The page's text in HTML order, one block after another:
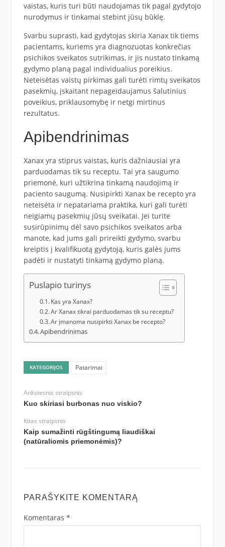
vaistas, kuris turi būti naudojamas tik pagal gydytojo
nurodymus ir tinkamai stebint jūsų būklę.
Svarbu suprasti, kad gydytojas skiria Xanax tik tiems
pacientams, kuriems yra diagnozuotas konkrečias
psichikos sveikatos sutrikimas, ir jis nustato tinkamą
gydymo planą pagal individualius poreikius.
Neteisėtas vaistų pirkimas gali turėti rimtų sveikatos
pasekmių, įskaitant nepageidaujamus šalutinius
poveikius, priklausomybę ir netgi mirtinus
rezultatus.
Apibendrinimas
Xanax yra stiprus vaistas, kuris dažniausiai yra
parduodamas tik su receptu. Tai yra saugumo
priemonė, kuri užtikrina tinkamą naudojimą ir
paciento saugumą. Nusipirkti Xanax be recepto yra
neteisėta ir nepatariama praktika, kuri gali turėti
neigiamų pasekmių jūsų sveikatai. Jei turite
susirūpinimų dėl savo psichikos sveikatos arba
manote, kad jums gali prireikti gydymo, svarbu
kreiptis į kvalifikuotą gydytoją, kuris galės jums
padėti ir nustatyti tinkamą gydymo planą.
Puslapio turinys
Kas yra Xanax?
Ar Xanax tikrai parduodamas tik su receptu?
Ar įmanoma nusipirkti Xanax be recepto?
Apibendrinimas
KATEGORIJOS Patarimai
Ankstesnis straipsnis
Kuo skiriasi burbonas nuo viskio?
Kitas straipsnis
Kaip sumažinti rūgštingumą liaudiškai
(natūraliomis priemonėmis)?
PARAŠYKITE KOMENTARĄ
Komentaras *